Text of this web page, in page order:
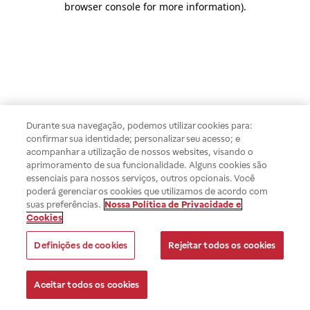
browser console for more information).
Durante sua navegação, podemos utilizar cookies para:
confirmar sua identidade; personalizar seu acesso; e
acompanhar a utilização de nossos websites, visando o
aprimoramento de sua funcionalidade. Alguns cookies são
essenciais para nossos serviços, outros opcionais. Você
poderá gerenciar os cookies que utilizamos de acordo com
suas preferências. Nossa Política de Privacidade e
Cookies
Definições de cookies Rejeitar todos os cookies
Aceitar todos os cookies